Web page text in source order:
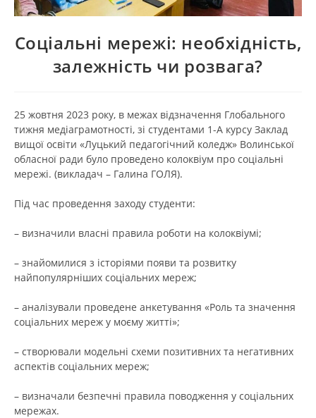
Соціальні мережі: необхідність,
залежність чи розвага?
25 жовтня 2023 року, в межах відзначення Глобального
тижня медіаграмотності, зі студентами 1-А курсу Заклад
вищої освіти «Луцький педагогічний коледж» Волинської
обласної ради було проведено колоквіум про соціальні
мережі. (викладач – Галина ГОЛЯ).
Під час проведення заходу студенти:
– визначили власні правила роботи на колоквіумі;
– знайомилися з історіями появи та розвитку
найпопулярніших соціальних мереж;
– аналізували проведене анкетування «Роль та значення
соціальних мереж у моєму житті»;
– створювали модельні схеми позитивних та негативних
аспектів соціальних мереж;
– визначали безпечні правила поводження у соціальних
мережах.